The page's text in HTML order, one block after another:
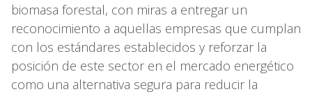
biomasa forestal, con miras a entregar un
reconocimiento a aquellas empresas que cumplan
con los estándares establecidos y reforzar la
posición de este sector en el mercado energético
como una alternativa segura para reducir la